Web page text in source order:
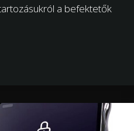
a befektetők